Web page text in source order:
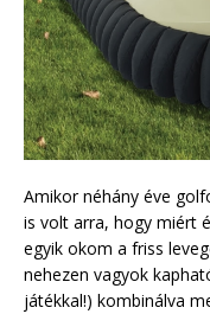
Amikor néhány éve
is volt arra, hogy miért
egyik okom a friss
nehezen vagyok
játékkal!) kombinálva